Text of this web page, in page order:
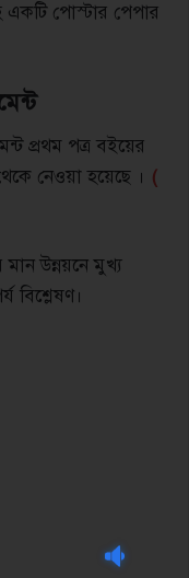
একটি পােস্টার পেপার
প্রথম পত্র বইয়ের
নেওয়া হয়েছে । (
মান উন্নয়নে মুখ্য
বিশ্লেষণ।